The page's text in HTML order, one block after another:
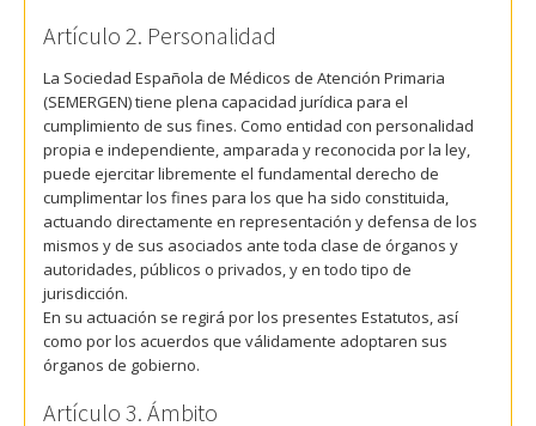
Artículo 2. Personalidad
La Sociedad Española de Médicos de Atención Primaria
(SEMERGEN) tiene plena capacidad jurídica para el
cumplimiento de sus fines. Como entidad con personalidad
propia e independiente, amparada y reconocida por la ley,
puede ejercitar libremente el fundamental derecho de
cumplimentar los fines para los que ha sido constituida,
actuando directamente en representación y defensa de los
mismos y de sus asociados ante toda clase de órganos y
autoridades, públicos o privados, y en todo tipo de
jurisdicción.
En su actuación se regirá por los presentes Estatutos, así
como por los acuerdos que válidamente adoptaren sus
órganos de gobierno.
Artículo 3. Ámbito